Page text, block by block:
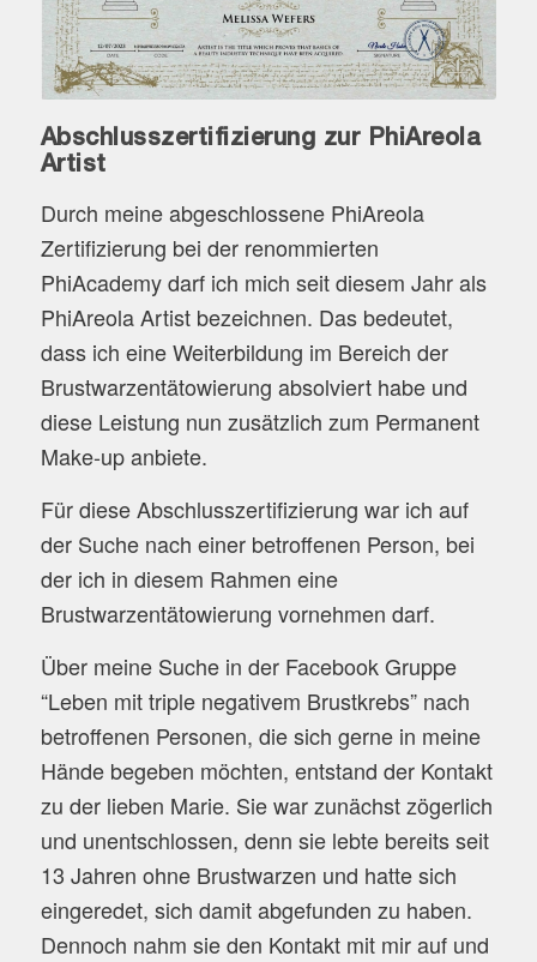
Abschlusszertifizierung zur PhiAreola
Artist
Durch meine abgeschlossene PhiAreola
Zertifizierung bei der renommierten
PhiAcademy darf ich mich seit diesem Jahr als
PhiAreola Artist bezeichnen. Das bedeutet,
dass ich eine Weiterbildung im Bereich der
Brustwarzentätowierung absolviert habe und
diese Leistung nun zusätzlich zum Permanent
Make-up anbiete.
Für diese Abschlusszertifizierung war ich auf
der Suche nach einer betroffenen Person, bei
der ich in diesem Rahmen eine
Brustwarzentätowierung vornehmen darf.
Über meine Suche in der Facebook Gruppe
“Leben mit triple negativem Brustkrebs” nach
betroffenen Personen, die sich gerne in meine
Hände begeben möchten, entstand der Kontakt
zu der lieben Marie. Sie war zunächst zögerlich
und unentschlossen, denn sie lebte bereits seit
13 Jahren ohne Brustwarzen und hatte sich
eingeredet, sich damit abgefunden zu haben.
Dennoch nahm sie den Kontakt mit mir auf und